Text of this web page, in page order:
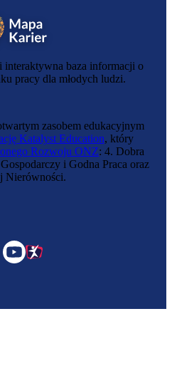
interaktywna baza informacji o
pracy dla młodych ludzi.
zasobem edukacyjnym
Katalyst Education, który
Rozwoju ONZ: 4. Dobra
i Godna Praca oraz
Nierówności.